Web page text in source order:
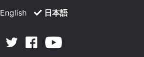
English 日本語
Twitter Facebook